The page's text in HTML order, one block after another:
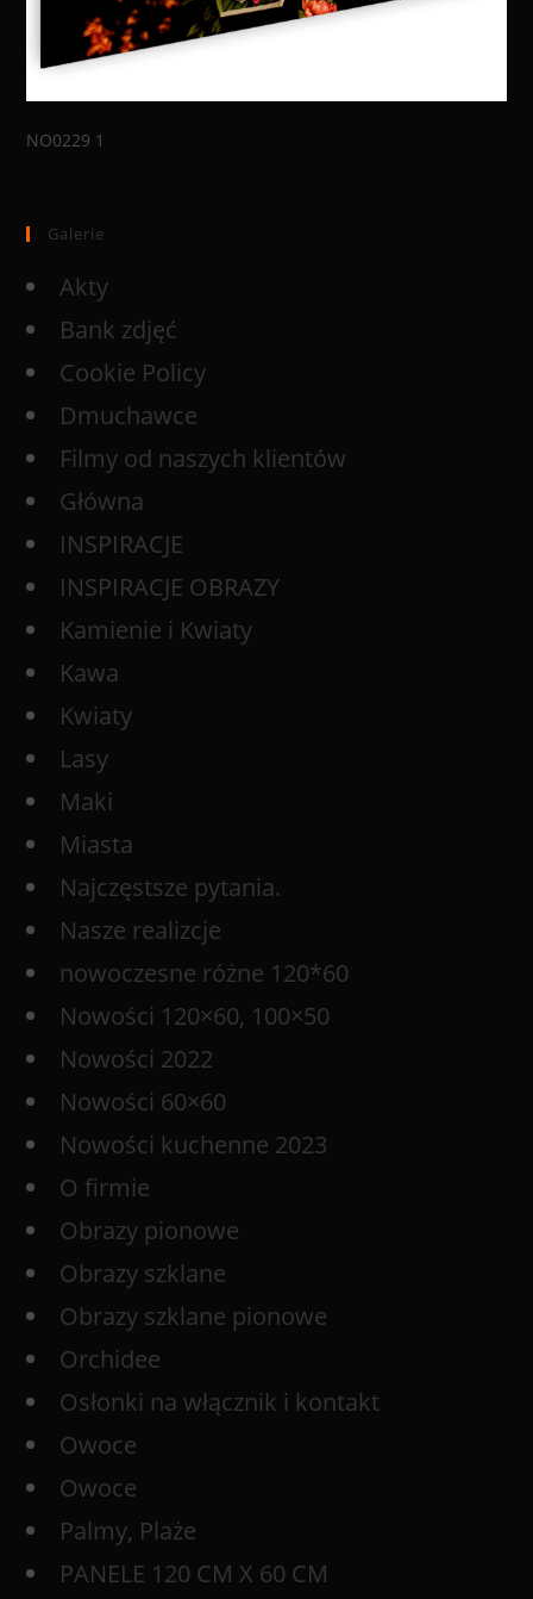
NO0229 1
Galerie
Akty
Bank zdjęć
Cookie Policy
Dmuchawce
Filmy od naszych klientów
Główna
INSPIRACJE
INSPIRACJE OBRAZY
Kamienie i Kwiaty
Kawa
Kwiaty
Lasy
Maki
Miasta
Najczęstsze pytania.
Nasze realizcje
nowoczesne różne 120*60
Nowości 120×60, 100×50
Nowości 2022
Nowości 60×60
Nowości kuchenne 2023
O firmie
Obrazy pionowe
Obrazy szklane
Obrazy szklane pionowe
Orchidee
Osłonki na włącznik i kontakt
Owoce
Owoce
Palmy, Plaże
PANELE 120 CM X 60 CM